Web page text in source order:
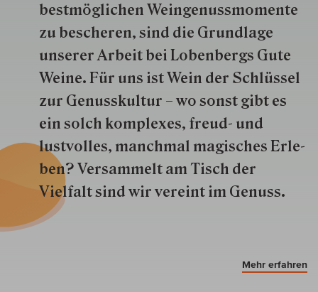
best­mög­lich­en Wein­genuss­momente
zu besche­ren, sind die Grund­lage
unserer Arbeit bei Lobenbergs Gute
Weine. Für uns ist Wein der Schlüs­sel
zur Genuss­kultur – wo sonst gibt es
ein solch kom­plexes, freud- und
lustvolles, manchmal ma­gisch­es Er­le­
ben? Versammelt am Tisch der
Vielfalt sind wir ver­eint im Genuss.
Mehr erfahren